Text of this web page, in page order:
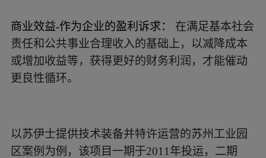
商业效益-作为企业的盈利诉求： 在满足基本社会
责任和公共事业合理收入的基础上，以减降成本
或增加收益等，获得更好的财务利润，才能催动
更良性循环。
以苏伊士提供技术装备并特许运营的苏州工业园
区案例为例，该项目一期于2011年投运，二期